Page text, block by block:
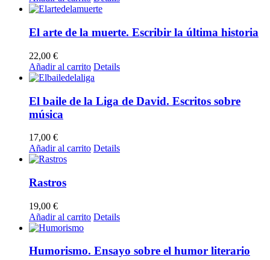
El arte de la muerte. Escribir la última historia
22,00 €
Añadir al carrito Details
El baile de la Liga de David. Escritos sobre
música
17,00 €
Añadir al carrito Details
Rastros
19,00 €
Añadir al carrito Details
Humorismo. Ensayo sobre el humor literario